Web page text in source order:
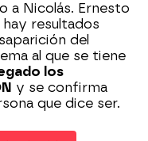
a Nicolás. Ernesto
resultados
del
al que se tiene
los
y se confirma
que dice ser.